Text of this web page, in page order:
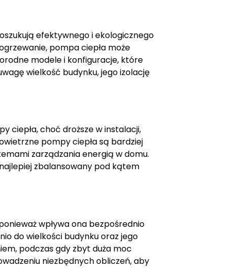
efektywnego i ekologicznego
pompa ciepła może
modele i konfiguracje, które
wielkość budynku, jego izolację
ciepła, choć droższe w instalacji,
pompy ciepła są bardziej
zarządzania energią w domu.
zbalansowany pod kątem
wpływa ona bezpośrednio
do wielkości budynku oraz jego
podczas gdy zbyt duża moc
niezbędnych obliczeń, aby